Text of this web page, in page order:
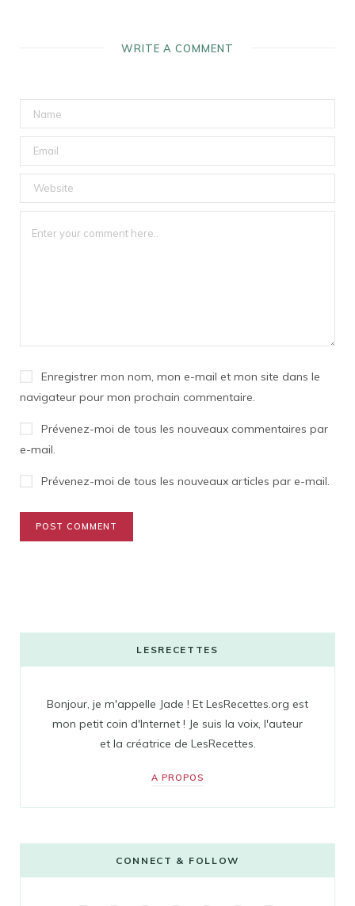
WRITE A COMMENT
Enregistrer mon nom, mon e-mail et mon site dans le
navigateur pour mon prochain commentaire.
Prévenez-moi de tous les nouveaux commentaires par
e-mail.
Prévenez-moi de tous les nouveaux articles par e-mail.
LESRECETTES
Bonjour, je m'appelle Jade ! Et LesRecettes.org est
mon petit coin d'Internet ! Je suis la voix, l'auteur
et la créatrice de LesRecettes.
A PROPOS
CONNECT & FOLLOW